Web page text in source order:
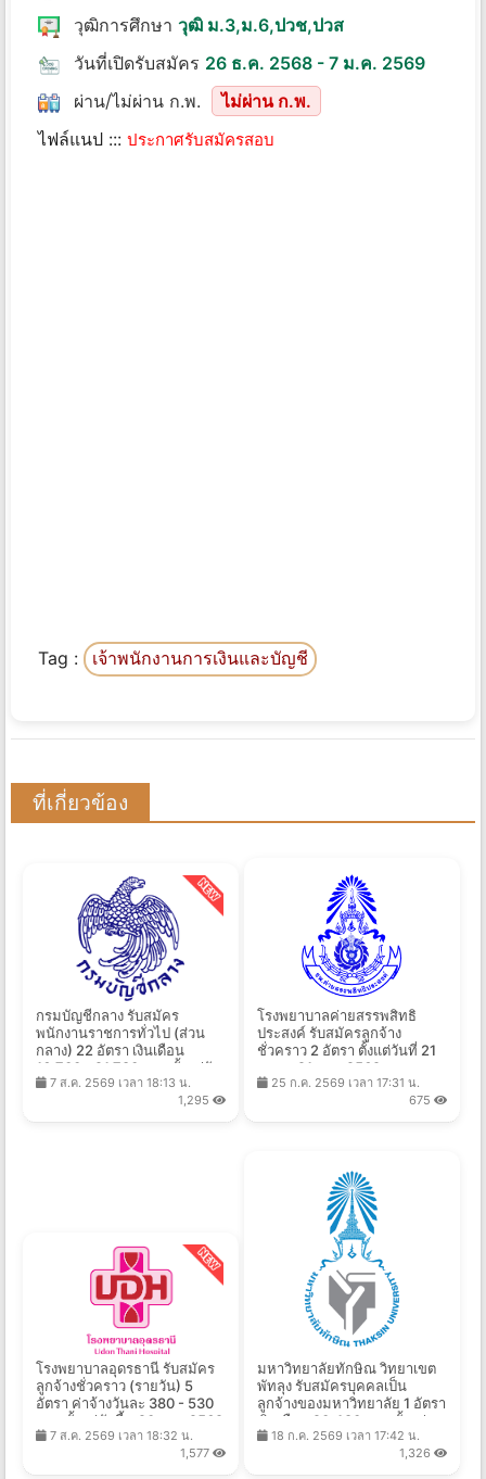
วุฒิการศึกษา วุฒิ ม.3,ม.6,ปวช,ปวส
วันที่เปิดรับสมัคร 26 ธ.ค. 2568 - 7 ม.ค. 2569
ผ่าน/ไม่ผ่าน ก.พ.
ไม่ผ่าน ก.พ.
ไฟล์แนป ::: ประกาศรับสมัครสอบ
Tag : เจ้าพนักงานการเงินและบัญชี
ที่เกี่ยวข้อง
กรมบัญชีกลาง รับสมัคร
พนักงานราชการทั่วไป (ส่วน
กลาง) 22 อัตรา เงินเดือน
16,700 - 21,780 บาท ตั้งแต่วัน
ที่ 24 ส.ค. - 4 ก.ย. 2569
7 ส.ค. 2569 เวลา 18:13 น.
1,295
โรงพยาบาลค่ายสรรพสิทธิ
ประสงค์ รับสมัครลูกจ้าง
ชั่วคราว 2 อัตรา ตั้งแต่วันที่ 21
ก.ค. - 21 ส.ค. 2569
25 ก.ค. 2569 เวลา 17:31 น.
675
โรงพยาบาลอุดรธานี รับสมัคร
ลูกจ้างชั่วคราว (รายวัน) 5
อัตรา ค่าจ้างวันละ 380 - 530
บาท ตั้งแต่บัดนี้ - 20 ส.ค. 2569
7 ส.ค. 2569 เวลา 18:32 น.
1,577
มหาวิทยาลัยทักษิณ วิทยาเขต
พัทลุง รับสมัครบุคคลเป็น
ลูกจ้างของมหาวิทยาลัย 1 อัตรา
เงินเดือน 20,480 บาท ตั้งแต่
บัดนี้ - 11 ส.ค. 2569
18 ก.ค. 2569 เวลา 17:42 น.
1,326